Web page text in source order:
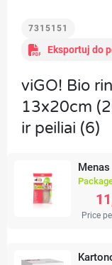
7315151
Eksportuj do
viGO! Bio
13x20cm
ir peiliai (6)
Menas
Price